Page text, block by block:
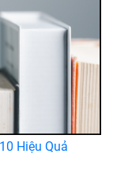
Hiệu Quả